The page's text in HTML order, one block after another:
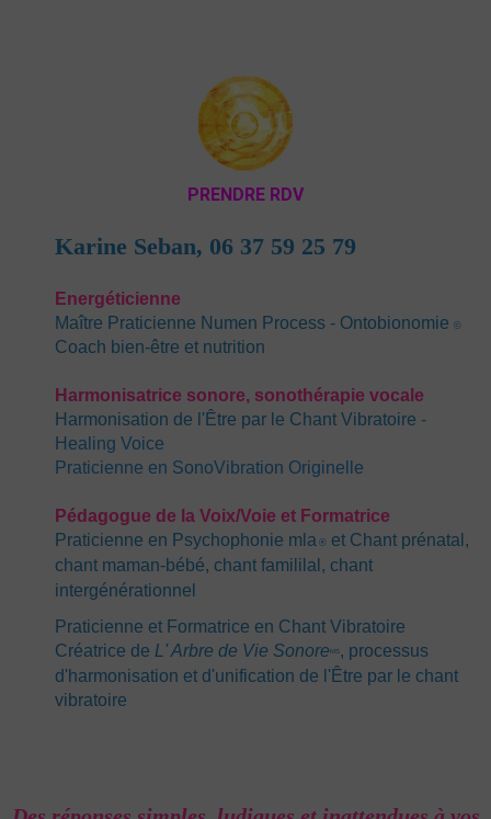
PRENDRE RDV
Karine Seban, 06 37 59 25 79
Energéticienne
Maître Praticienne Numen Process - Ontobionomie ©
Coach bien-être et nutrition
Harmonisatrice sonore, sonothérapie vocale
Harmonisation de l'Être par le Chant Vibratoire -
Healing Voice
Praticienne en SonoVibration Originelle
Pédagogue de la Voix/Voie et Formatrice
Praticienne en Psychophonie mla ® et Chant prénatal,
chant maman-bébé, chant famililal, chant
intergénérationnel
Praticienne et Formatrice en Chant Vibratoire
Créatrice de L' Arbre de Vie Sonore MS, processus
d'harmonisation et d'unification de l'Être par le chant
vibratoire